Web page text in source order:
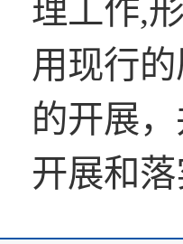
理工作,
用现行
的开展
开展和